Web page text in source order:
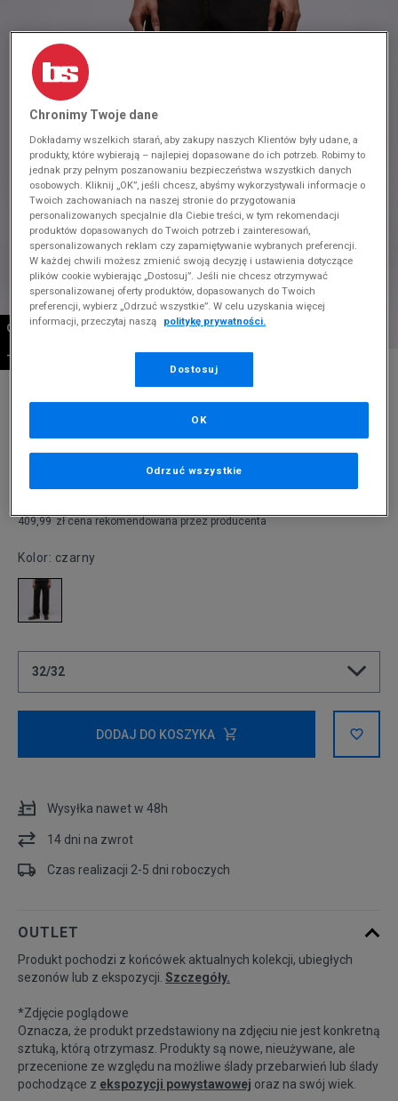
OSTATNIE SZTUKI
-10% ZA MIN. 500 ZŁ KOD: SUM10
Produkt pochodzi z końcówek aktualnych kolekcji, ubiegłych
sezonów lub z ekspozycji.Szczegóły.
409,99 zł cena rekomendowana przez producenta
269,99 zł
Kolor: czarny
32/32
dostępności
32/34
dostępności
33/34
Powiadom o
dostępności
34/32
Powiadom o
dostępności
34/34
Powiadom o
dostępności
DODAJ DO KOSZYKA
Wysyłka nawet w 48h
14 dni na zwrot
Czas realizacji 2-5 dni roboczych
OUTLET
Produkt pochodzi z końcówek aktualnych kolekcji, ubiegłych
sezonów lub z ekspozycji. Szczegóły.
*Zdjęcie poglądowe
Oznacza, że produkt przedstawiony na zdjęciu nie jest konkretną
sztuką, którą otrzymasz. Produkty są nowe, nieużywane, ale
przecenione ze względu na możliwe ślady przebarwień lub ślady
pochodzące z ekspozycji powystawowej oraz na swój wiek.
Chronimy Twoje dane
Dokładamy wszelkich starań, aby zakupy naszych Klientów były udane, a
produkty, które wybierają – najlepiej dopasowane do ich potrzeb. Robimy to
jednak przy pełnym poszanowaniu bezpieczeństwa wszystkich danych
osobowych. Kliknij „OK”, jeśli chcesz, abyśmy wykorzystywali informacje o
Twoich zachowaniach na naszej stronie do przygotowania
personalizowanych specjalnie dla Ciebie treści, w tym rekomendacji
produktów dopasowanych do Twoich potrzeb i zainteresowań,
spersonalizowanych reklam czy zapamiętywanie wybranych preferencji.
W każdej chwili możesz zmienić swoją decyzję i ustawienia dotyczące
plików cookie wybierając „Dostosuj”. Jeśli nie chcesz otrzymywać
spersonalizowanej oferty produktów, dopasowanych do Twoich
preferencji, wybierz „Odrzuć wszystkie”. W celu uzyskania więcej
informacji, przeczytaj naszą
politykę prywatności.
Dostosuj
Odrzuć wszystkie
OK